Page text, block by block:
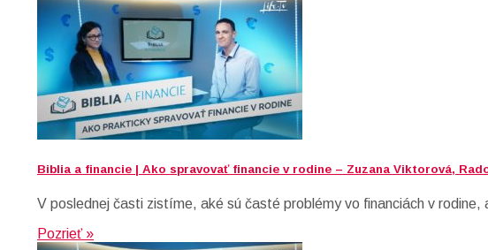
Biblia a financie | Ako spravovať financie v rodine – Zuzana Viktorová,
V poslednej časti zistíme, aké sú časté problémy vo financiách v
Pozrieť »